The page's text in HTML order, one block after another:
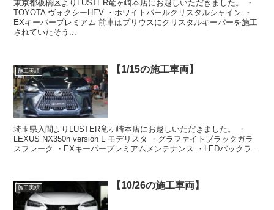
東京都板橋区よりLUSTER竜ヶ崎本店にお越しいただきました。 ・
TOYOTA ヴォクシーHEV ・ホワイトパールクリスタルシャイン ・
EXキーパープレミアム 前車はプリウスにクリスタルキーパーを施工
されていたそう...
施工実績 【1/15の施工車両】
埼玉県入間よりLUSTER竜ヶ崎本店にお越しいただきました。 ・
LEXUS NX350h version L モデリスタ ・グラファイトブラックガラ
スフレーク ・EXキーパープレミアムメンテナンス ・LEDバックラ...
施工実績 【10/26の施工車両】